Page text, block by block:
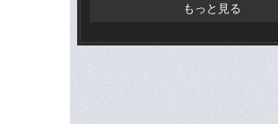
もっと見る